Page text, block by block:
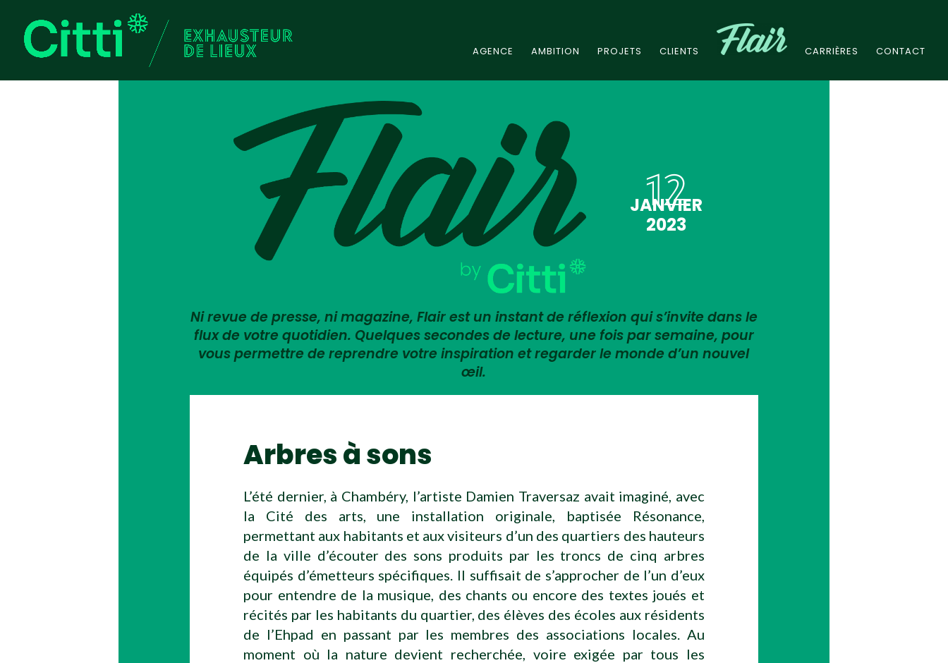
AGENCE AMBITION PROJETS CLIENTS CARRIÈRES CONTACT
12
JANVIER
2023
Ni revue de presse, ni magazine, Flair est un instant de réflexion qui s’invite dans le
flux de votre quotidien. Quelques secondes de lecture, une fois par semaine, pour
vous permettre de reprendre votre inspiration et regarder le monde d’un nouvel
œil.
Arbres à sons
L’été dernier, à Chambéry, l’artiste Damien Traversaz avait imaginé, avec
la Cité des arts, une installation originale, baptisée Résonance,
permettant aux habitants et aux visiteurs d’un des quartiers des hauteurs
de la ville d’écouter des sons produits par les troncs de cinq arbres
équipés d’émetteurs spécifiques. Il suffisait de s’approcher de l’un d’eux
pour entendre de la musique, des chants ou encore des textes joués et
récités par les habitants du quartier, des élèves des écoles aux résidents
de l’Ehpad en passant par les membres des associations locales. Au
moment où la nature devient recherchée, voire exigée par tous les